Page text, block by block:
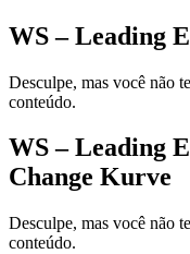
WS – Leading
Desculpe, mas você não
conteúdo.
WS – Leading
Change Kurve
Desculpe, mas você não
conteúdo.